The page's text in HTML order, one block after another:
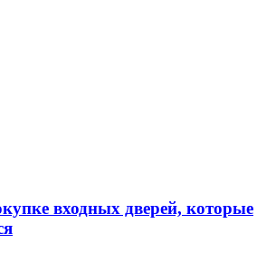
входных дверей, которые